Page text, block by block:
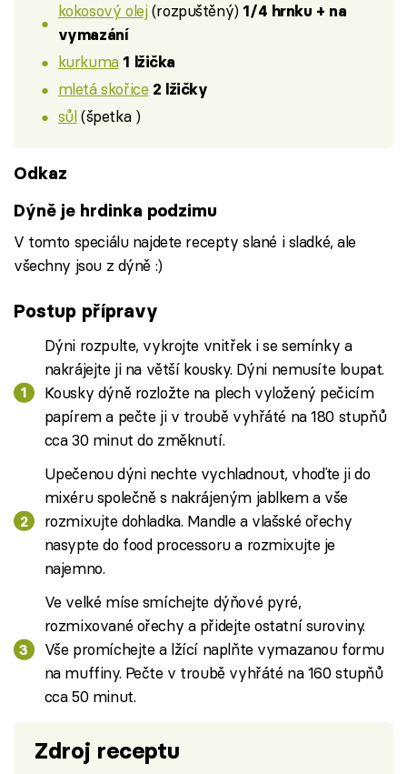
kokosový olej(rozpuštěný) 1/4 hrnku + na
vymazání
kurkuma 1 lžička
mletá skořice 2 lžičky
sůl(špetka )
Odkaz
Dýně je hrdinka podzimu
V tomto speciálu najdete recepty slané i sladké, ale
všechny jsou z dýně :)
Postup přípravy
Dýni rozpulte, vykrojte vnitřek i se semínky a
nakrájejte ji na větší kousky. Dýni nemusíte loupat.
Kousky dýně rozložte na plech vyložený pečicím
papírem a pečte ji v troubě vyhřáté na 180 stupňů
cca 30 minut do změknutí.
Upečenou dýni nechte vychladnout, vhoďte ji do
mixéru společně s nakrájeným jablkem a vše
rozmixujte dohladka. Mandle a vlašské ořechy
nasypte do food processoru a rozmixujte je
najemno.
Ve velké míse smíchejte dýňové pyré,
rozmixované ořechy a přidejte ostatní suroviny.
Vše promíchejte a lžící naplňte vymazanou formu
na muffiny. Pečte v troubě vyhřáté na 160 stupňů
cca 50 minut.
Zdroj receptu